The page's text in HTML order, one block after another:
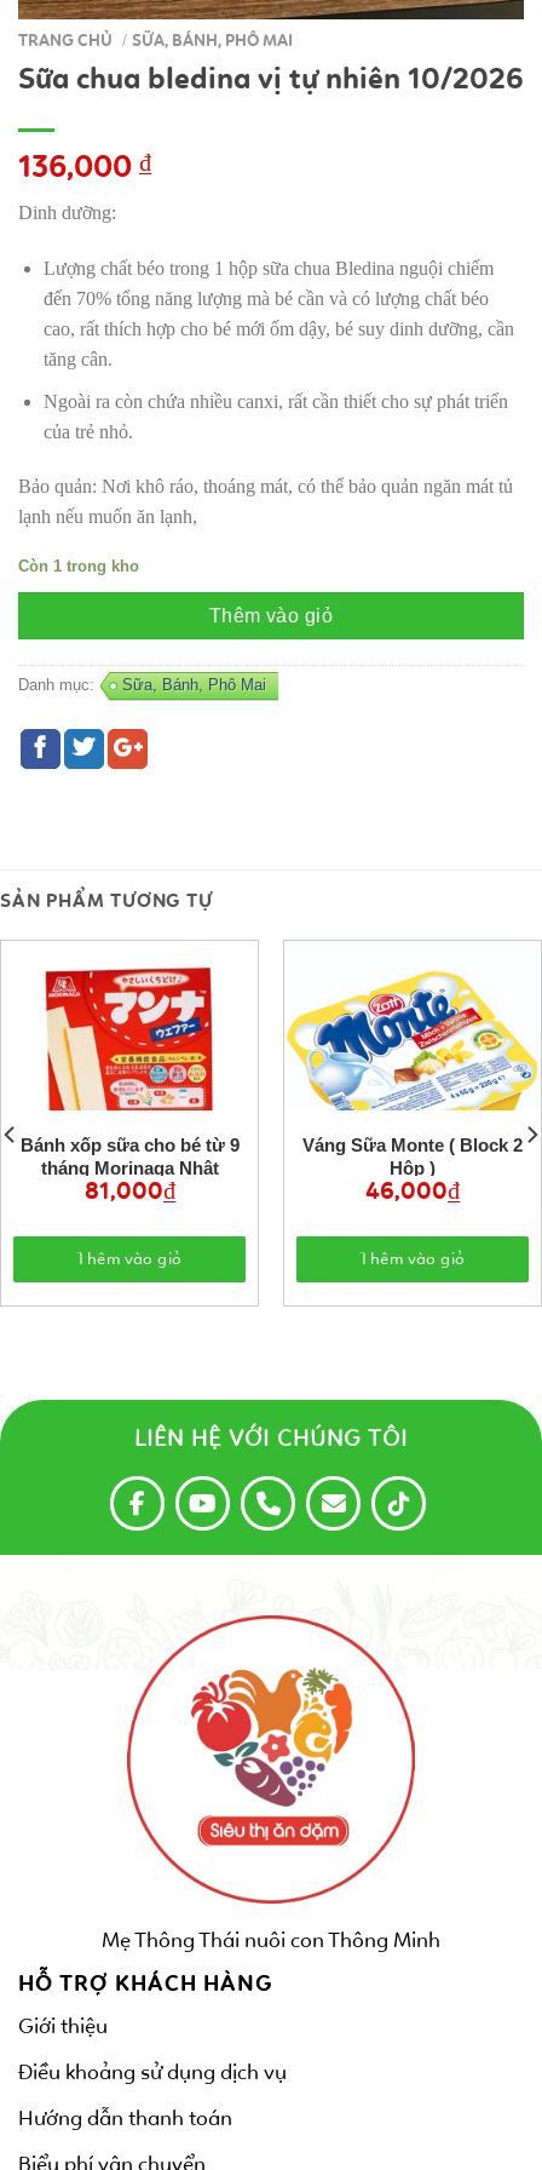
TRANG CHỦ / SỮA, BÁNH, PHÔ MAI
Sữa chua bledina vị tự nhiên 10/2026
136,000 ₫
Dinh dưỡng:
Lượng chất béo trong 1 hộp sữa chua Bledina nguội chiếm
đến 70% tổng năng lượng mà bé cần và có lượng chất béo
cao, rất thích hợp cho bé mới ốm dậy, bé suy dinh dưỡng, cần
tăng cân.
Ngoài ra còn chứa nhiều canxi, rất cần thiết cho sự phát triển
của trẻ nhỏ.
Bảo quản: Nơi khô ráo, thoáng mát, có thể bảo quản ngăn mát tủ
lạnh nếu muốn ăn lạnh,
Còn 1 trong kho
Thêm vào giỏ
Danh mục: Sữa, Bánh, Phô Mai
SẢN PHẨM TƯƠNG TỰ
Bánh xốp sữa cho bé từ 9
tháng Morinaga Nhật
81,000₫
Thêm vào giỏ
Váng Sữa Monte ( Block 2
Hộp )
46,000₫
Thêm vào giỏ
LIÊN HỆ VỚI CHÚNG TÔI
Mẹ Thông Thái nuôi con Thông Minh
HỖ TRỢ KHÁCH HÀNG
Giới thiệu
Điều khoảng sử dụng dịch vụ
Hướng dẫn thanh toán
Biểu phí vận chuyển